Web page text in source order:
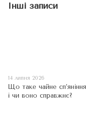
Інші записи
14 липня 2026
Що таке чайне сп’яніння
і чи воно справжнє?